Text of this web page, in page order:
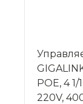
POE, 4 1/
220V,